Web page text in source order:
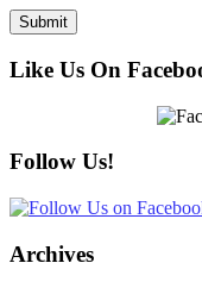
Like Us On
Follow Us!
Archives